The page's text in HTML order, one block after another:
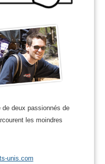
deux passionnés de
les moindres
unis.com